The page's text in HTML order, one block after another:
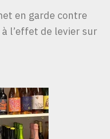
en garde contre
l’effet de levier sur